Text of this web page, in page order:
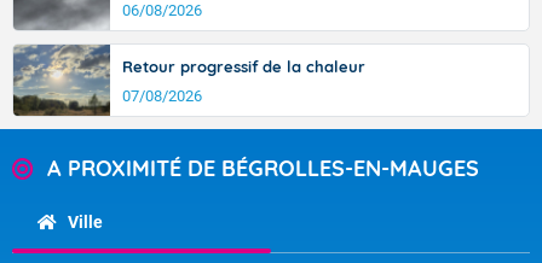
06/08/2026
Retour progressif de la chaleur
07/08/2026
A PROXIMITÉ DE BÉGROLLES-EN-MAUGES
Ville